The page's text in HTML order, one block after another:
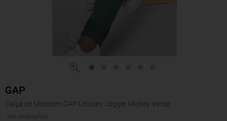
GAP
Calça de Moletom GAP Unissex Jogger Mickey Verde
Ver avaliações